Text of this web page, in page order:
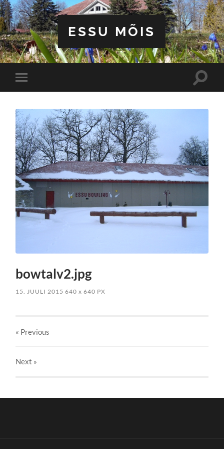
ESSU MÕIS
Toggle
mobile
Toggle
bowtalv2.jpg
15. JUULI 2015 640x 640 PX
« Previous
Next »